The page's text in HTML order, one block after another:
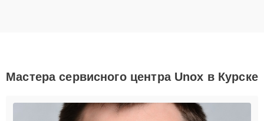
Мастера сервисного центра Unox в Курске